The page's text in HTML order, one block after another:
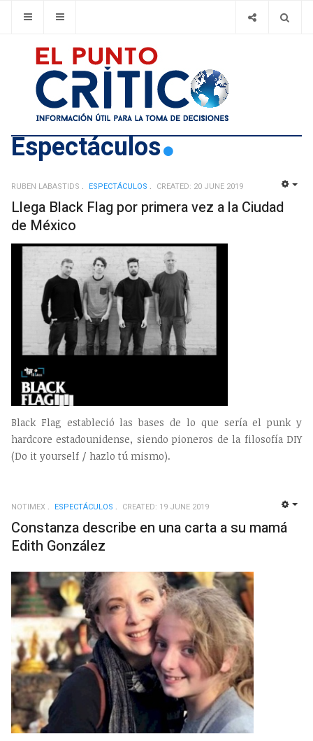
Espectáculos
RUBEN LABASTIDS ESPECTÁCULOS CREATED: 20 JUNE 2019
Llega Black Flag por primera vez a la Ciudad
de México
Black Flag estableció las bases de lo que sería el punk y
hardcore estadounidense, siendo pioneros de la filosofía DIY
(Do it yourself / hazlo tú mismo).
NOTIMEX ESPECTÁCULOS CREATED: 19 JUNE 2019
Constanza describe en una carta a su mamá
Edith González